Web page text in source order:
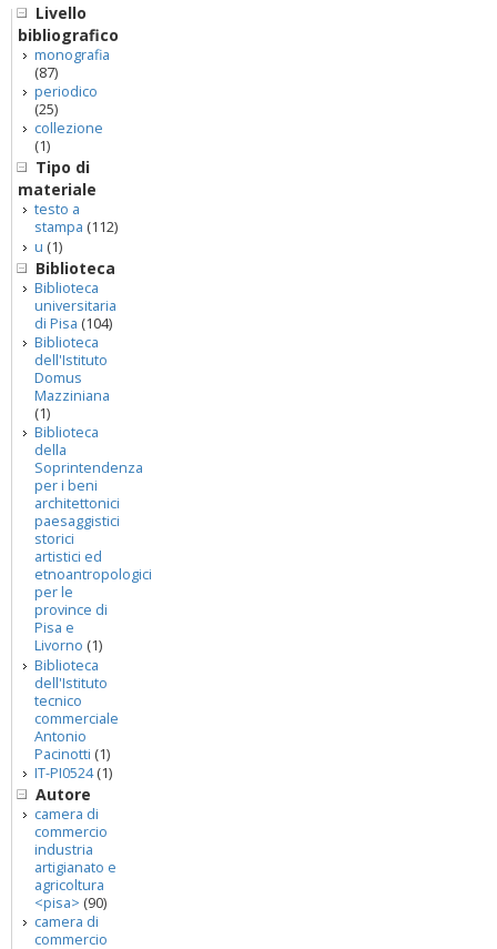
Livello
bibliografico
monografia
(87)
periodico
(25)
collezione
(1)
Tipo di
materiale
testo a
stampa (112)
u (1)
Biblioteca
Biblioteca
universitaria
di Pisa (104)
Biblioteca
dell'Istituto
Domus
Mazziniana
(1)
Biblioteca
della
Soprintendenza
per i beni
architettonici
paesaggistici
storici
artistici ed
etnoantropologici
per le
province di
Pisa e
Livorno (1)
Biblioteca
dell'Istituto
tecnico
commerciale
Antonio
Pacinotti (1)
IT-PI0524 (1)
Autore
camera di
commercio
industria
artigianato e
agricoltura
<pisa> (90)
camera di
commercio